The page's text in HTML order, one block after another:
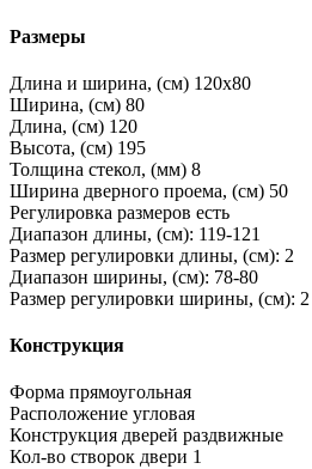
Размеры
Длина и ширина, (см) 120x80
Ширина, (см) 80
Длина, (см) 120
Высота, (см) 195
Толщина стекол, (мм) 8
Ширина дверного проема, (см) 50
Регулировка размеров есть
Диапазон длины, (см): 119-121
Размер регулировки длины, (см): 2
Диапазон ширины, (см): 78-80
Размер регулировки ширины, (см): 2
Конструкция
Форма прямоугольная
Расположение угловая
Конструкция дверей раздвижные
Кол-во створок двери 1